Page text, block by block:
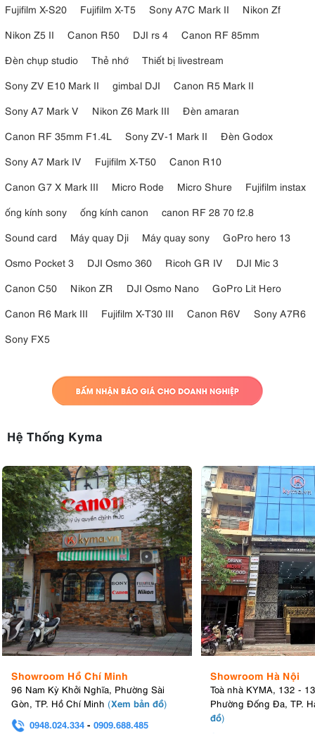
Fujifilm X-S20
Fujifilm X-T5 Sony A7C Mark II
Nikon Zf
Nikon Z5 II
Canon R50 DJI rs 4
Canon RF 85mm
Đèn chụp studio
Thẻ nhớ
Thiết bị livestream
Sony ZV E10 Mark II
gimbal DJI
Canon R5 Mark II
Sony A7 Mark V
Nikon Z6 Mark III
Đèn amaran
Canon RF 35mm F1.4L
Sony ZV-1 Mark II
Đèn Godox
Sony A7 Mark IV
Fujifilm X-T50
Canon R10
Canon G7 X Mark III
Micro Rode Micro Shure
Fujifilm instax
ống kính sony
ống kính canon
canon RF 28 70 f2.8
Sound card
Máy quay Dji Máy quay sony
GoPro hero 13
Osmo Pocket 3
DJI Osmo 360 Ricoh GR IV
DJI Mic 3
Canon C50
Nikon ZR DJI Osmo Nano
GoPro Lit Hero
Canon R6 Mark III
Fujifilm X-T30 III Canon R6V
Sony A7R6
Sony FX5
Hệ Thống Kyma
Showroom Hồ Chí Minh
96 Nam Kỳ Khởi Nghĩa, Phường Sài
Gòn, TP. Hồ Chí Minh (Xem bản đồ)
0948.024.334 - 0909.688.485
Showroom Hà Nội
Toà nhà KYMA, 132 -
Phường Đống Đa, TP.
đồ)